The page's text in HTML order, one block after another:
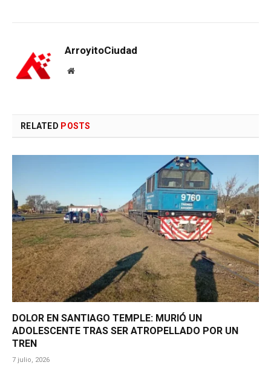
ArroyitoCiudad
Website
RELATED POSTS
DOLOR EN SANTIAGO TEMPLE: MURIÓ UN
ADOLESCENTE TRAS SER ATROPELLADO POR UN
TREN
7 julio, 2026